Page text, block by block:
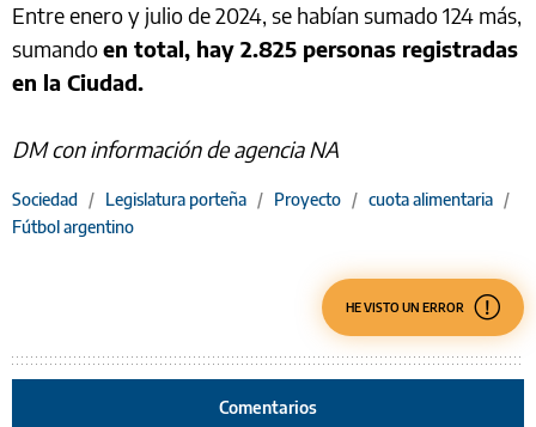
Entre enero y julio de 2024, se habían sumado 124 más,
sumandoen total, hay 2.825 personas registradas
en la Ciudad.
DM con información de agencia NA
Sociedad / Legislatura porteña / Proyecto / cuota alimentaria /
Fútbol argentino
HE VISTO UN ERROR
Comentarios